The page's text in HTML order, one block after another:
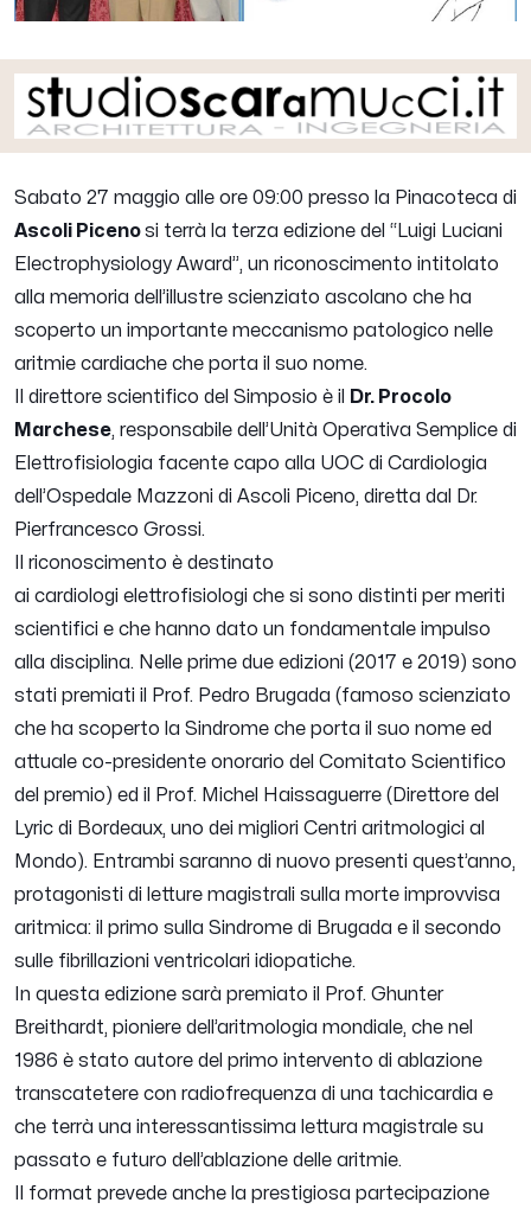
Sabato 27 maggio alle ore 09:00 presso la Pinacoteca di
Ascoli Picenosi terrà la terza edizione del “Luigi Luciani
Electrophysiology Award”, un riconoscimento intitolato
alla memoria dell’illustre scienziato ascolano che ha
scoperto un importante meccanismo patologico nelle
aritmie cardiache che porta il suo nome.
Il direttore scientifico del Simposio è il
Dr. Procolo
Marchese, responsabile dell’Unità Operativa Semplice di
Elettrofisiologia facente capo alla UOC di Cardiologia
dell’Ospedale Mazzoni di Ascoli Piceno, diretta dal Dr.
Pierfrancesco Grossi.
Il riconoscimento è destinato
ai cardiologi elettrofisiologi che si sono distinti per meriti
scientifici e che hanno dato un fondamentale impulso
alla disciplina. Nelle prime due edizioni (2017 e 2019) sono
stati premiati il Prof. Pedro Brugada (famoso scienziato
che ha scoperto la Sindrome che porta il suo nome ed
attuale co-presidente onorario del Comitato Scientifico
del premio) ed il Prof. Michel Haissaguerre (Direttore del
Lyric di Bordeaux, uno dei migliori Centri aritmologici al
Mondo). Entrambi saranno di nuovo presenti quest’anno,
protagonisti di letture magistrali sulla morte improvvisa
aritmica: il primo sulla Sindrome di Brugada e il secondo
sulle fibrillazioni ventricolari idiopatiche.
In questa edizione sarà premiato il Prof. Ghunter
Breithardt, pioniere dell’aritmologia mondiale, che nel
1986 è stato autore del primo intervento di ablazione
transcatetere con radiofrequenza di una tachicardia e
che terrà una interessantissima lettura magistrale su
passato e futuro dell’ablazione delle aritmie.
Il format prevede anche la prestigiosa partecipazione